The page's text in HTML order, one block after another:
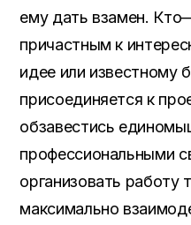
ему дать взамен. Кто
причастным к
идее или известному
присоединяется к
обзавестись
профессиональными
организовать работу
максимально